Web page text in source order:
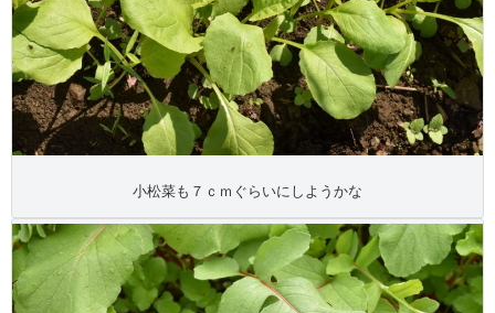
小松菜も７ｃｍぐらいにしようかな